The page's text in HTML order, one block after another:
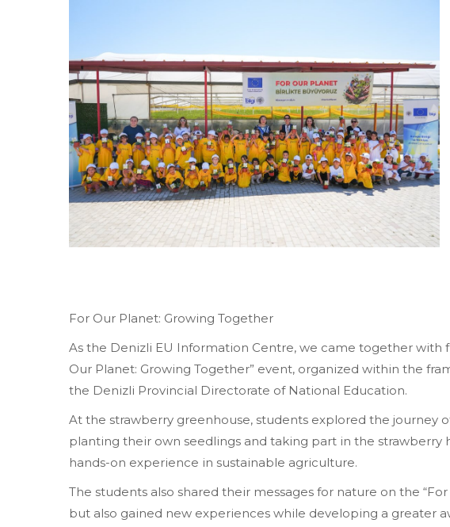
For Our Planet: Growing Together
As the Denizli EU Information Centre, we came together with
Our Planet: Growing Together” event, organized within the
the Denizli Provincial Directorate of National Education.
At the strawberry greenhouse, students explored the journey
planting their own seedlings and taking part in the
hands-on experience in sustainable agriculture.
The students also shared their messages for nature on the
but also gained new experiences while developing a greater